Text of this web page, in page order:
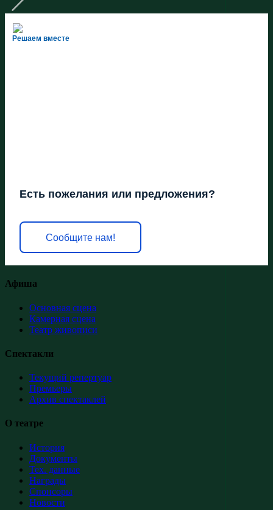
Решаем вместе
Есть пожелания или предложения?
Сообщите нам!
Афиша
Основная сцена
Камерная сцена
Театр живописи
Спектакли
Текущий репертуар
Премьеры
Архив спектаклей
О театре
История
Документы
Тех. данные
Награды
Спонсоры
Новости